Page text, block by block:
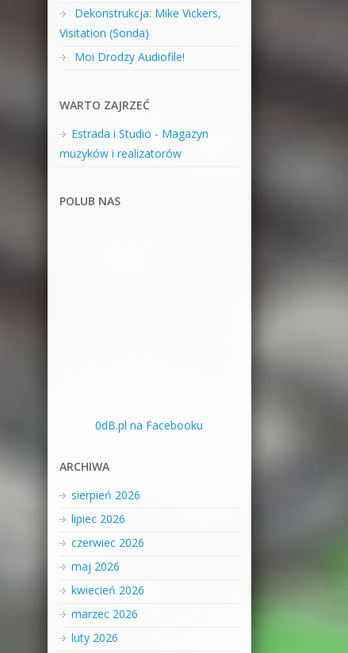
Dekonstrukcja: Mike Vickers,
Visitation (Sonda)
Moi Drodzy Audiofile!
WARTO ZAJRZEĆ
Estrada i Studio - Magazyn
muzyków i realizatorów
POLUB NAS
0dB.pl na Facebooku
ARCHIWA
sierpień 2026
lipiec 2026
czerwiec 2026
maj 2026
kwiecień 2026
marzec 2026
luty 2026